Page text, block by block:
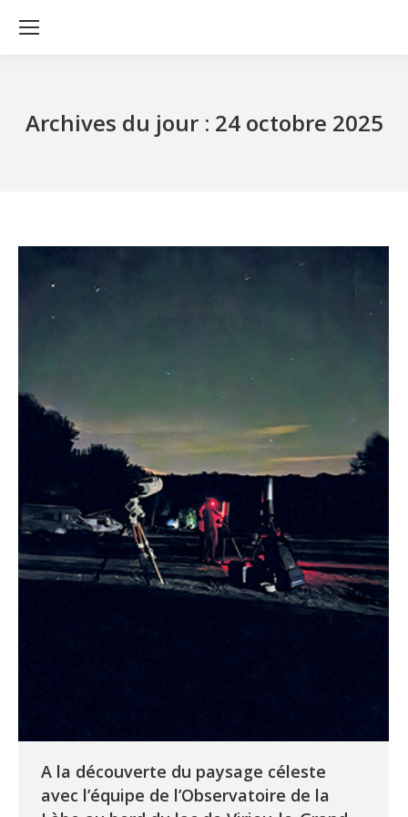
Archives du jour : 24 octobre 2025
A la découverte du paysage céleste
avec l’équipe de l’Observatoire de la